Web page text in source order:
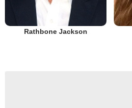
Rathbone Jackson